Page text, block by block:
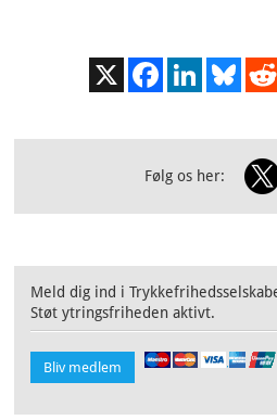
FacebookLinkedIn
Følg os her:
Meld dig ind i
Støt ytringsfriheden aktivt.
Bliv medlem